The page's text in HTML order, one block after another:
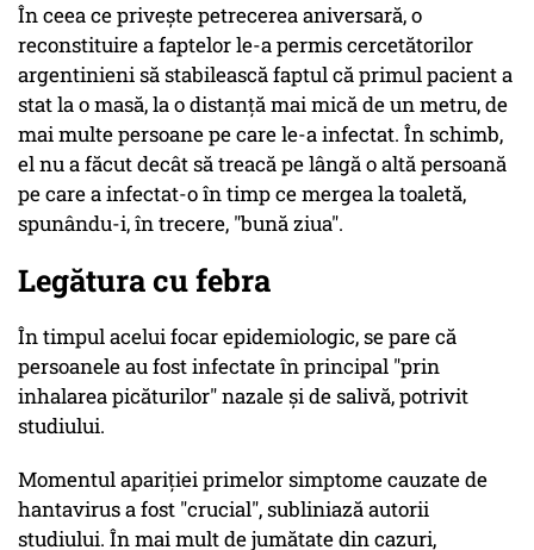
În ceea ce priveşte petrecerea aniversară, o
reconstituire a faptelor le-a permis cercetătorilor
argentinieni să stabilească faptul că primul pacient a
stat la o masă, la o distanţă mai mică de un metru, de
mai multe persoane pe care le-a infectat. În schimb,
el nu a făcut decât să treacă pe lângă o altă persoană
pe care a infectat-o în timp ce mergea la toaletă,
spunându-i, în trecere, "bună ziua".
Legătura cu febra
În timpul acelui focar epidemiologic, se pare că
persoanele au fost infectate în principal "prin
inhalarea picăturilor" nazale şi de salivă, potrivit
studiului.
Momentul apariţiei primelor simptome cauzate de
hantavirus a fost "crucial", subliniază autorii
studiului. În mai mult de jumătate din cazuri,